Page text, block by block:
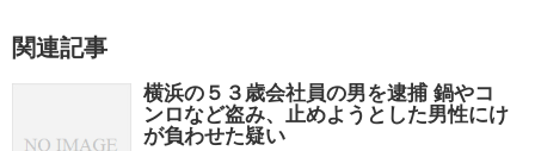
関連記事
横浜の５３歳会社員の男を逮捕 鍋やコ
ンロなど盗み、止めようとした男性にけ
が負わせた疑い